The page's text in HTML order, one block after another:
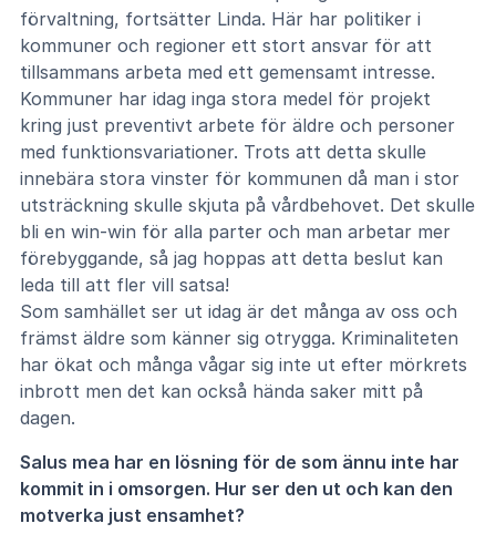
förvaltning, fortsätter Linda. Här har politiker i
kommuner och regioner ett stort ansvar för att
tillsammans arbeta med ett gemensamt intresse.
Kommuner har idag inga stora medel för projekt
kring just preventivt arbete för äldre och personer
med funktionsvariationer. Trots att detta skulle
innebära stora vinster för kommunen då man i stor
utsträckning skulle skjuta på vårdbehovet. Det skulle
bli en win-win för alla parter och man arbetar mer
förebyggande, så jag hoppas att detta beslut kan
leda till att fler vill satsa!
Som samhället ser ut idag är det många av oss och
främst äldre som känner sig otrygga. Kriminaliteten
har ökat och många vågar sig inte ut efter mörkrets
inbrott men det kan också hända saker mitt på
dagen.
Salus mea har en lösning för de som ännu inte har
kommit in i omsorgen. Hur ser den ut och kan den
motverka just ensamhet?